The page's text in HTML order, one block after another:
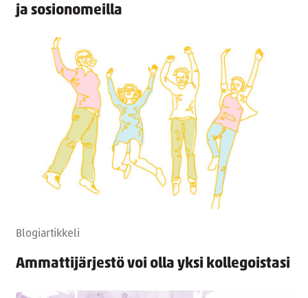
ja sosionomeilla
Blogiartikkeli
Ammattijärjestö voi olla yksi kollegoistasi